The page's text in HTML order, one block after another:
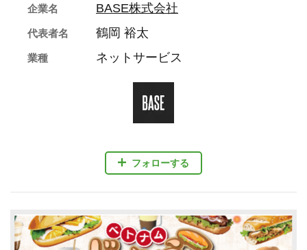
フォローする
企業名 BASE株式会社
代表者名 鶴岡 裕太
業種 ネットサービス